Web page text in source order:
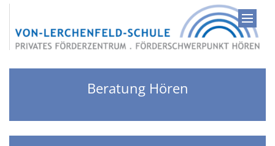
Zum Inhalt springen
Beratung Hören